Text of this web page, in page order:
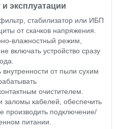
эксплуатации
стабилизатор или ИБП
от скачков напряжения.
влажностный режим,
включать устройство сразу
от пыли сухим
очистителем.
заломы кабелей, обеспечить
производить подключение/
питании.